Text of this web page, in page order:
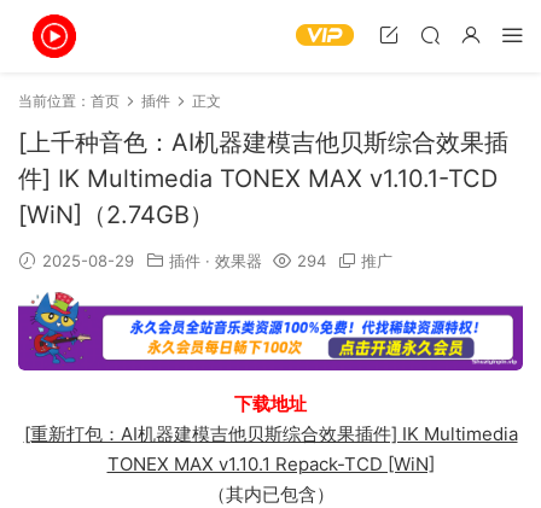
当前位置： 首页 插件 正文
[上千种音色：AI机器建模吉他贝斯综合效果插
件] IK Multimedia TONEX MAX v1.10.1-TCD
[WiN]（2.74GB）
2025-08-29 插件 · 效果器 294 推广
下载地址
[重新打包：AI机器建模吉他贝斯综合效果插件] IK Multimedia
TONEX MAX v1.10.1 Repack-TCD [WiN]
（其内已包含）